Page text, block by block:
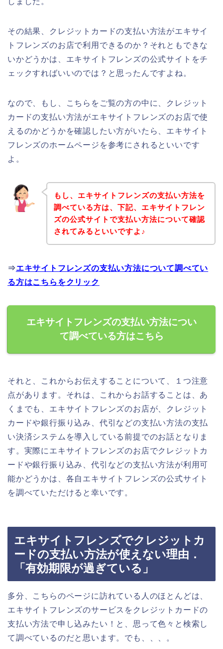
その結果、クレジットカードの支払い方法がエキサイ
トフレンズのお店で利用できるのか？それともできな
いかどうかは、エキサイトフレンズの公式サイトをチ
ェックすればいいのでは？と思ったんですよね。
なので、もし、こちらをご覧の方の中に、クレジット
カードの支払い方法がエキサイトフレンズのお店で使
えるのかどうかを確認したい方がいたら、エキサイト
フレンズのホームページを参考にされるといいです
よ。
もし、エキサイトフレンズの支払い方法を
調べている方は、下記、エキサイトフレン
ズの公式サイトで支払い方法について確認
されてみるといいですよ♪
⇒エキサイトフレンズの支払い方法について調べてい
る方はこちらをクリック
エキサイトフレンズの支払い方法につい
て調べている方はこちら
それと、これからお伝えすることについて、１つ注意
点があります。それは、これからお話することは、あ
くまでも、エキサイトフレンズのお店が、クレジット
カードや銀行振り込み、代引などの支払い方法の支払
い決済システムを導入している前提でのお話となりま
す。実際にエキサイトフレンズのお店でクレジットカ
ードや銀行振り込み、代引などの支払い方法が利用可
能かどうかは、各自エキサイトフレンズの公式サイト
を調べていただけると幸いです。
エキサイトフレンズでクレジットカ
ードの支払い方法が使えない理由．
「有効期限が過ぎている」
多分、こちらのページに訪れている人のほとんどは、
エキサイトフレンズのサービスをクレジットカードの
支払い方法で申し込みたい！と、思って色々と検索し
て調べているのだと思います。でも、、、。